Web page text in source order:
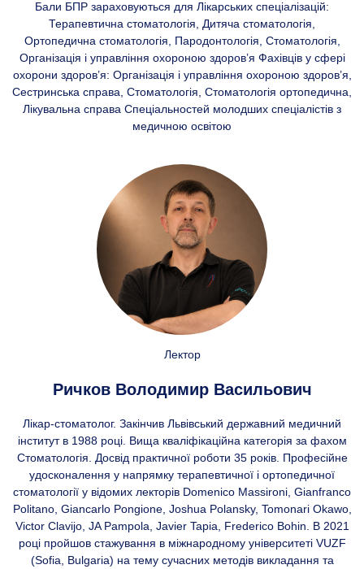
Бали БПР зараховуються для Лікарських спеціалізацій:
Терапевтична стоматологія, Дитяча стоматологія,
Ортопедична стоматологія, Пародонтологія, Стоматологія,
Організація і управління охороною здоров’я Фахівців у сфері
охорони здоров’я: Організація і управління охороною здоров’я,
Сестринська справа, Стоматологія, Стоматологія ортопедична,
Лікувальна справа Спеціальностей молодших спеціалістів з
медичною освітою
Лектор
Ричков Володимир Васильович
Лікар-стоматолог. Закінчив Львівський державний медичний
інститут в 1988 році. Вища кваліфікаційна категорія за фахом
Стоматологія. Досвід практичної роботи 35 років. Професійне
удосконалення у напрямку терапевтичної і ортопедичної
стоматології у відомих лекторів Domenico Massironi, Gianfranco
Politano, Giancarlo Pongione, Joshua Polansky, Tomonari Okawo,
Victor Clavijo, JA Pampola, Javier Tapia, Frederico Bohin. В 2021
році пройшов стажування в міжнародному університеті VUZF
(Sofia, Bulgaria) на тему сучасних методів викладання та